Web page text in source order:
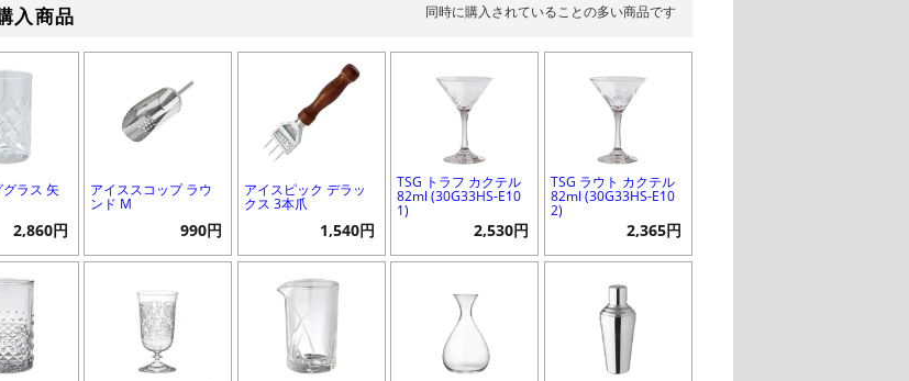
入商品 同時に購入されていることの多い商品です
グラス 矢
2,860円
アイススコップ ラウ
ンド M
990円
アイスピック デラッ
クス 3本爪
1,540円
TSG トラフ カクテル
82ml (30G33HS-E10
1)
2,530円
TSG ラウト カクテル
82ml (30G33HS-E10
2)
2,365円